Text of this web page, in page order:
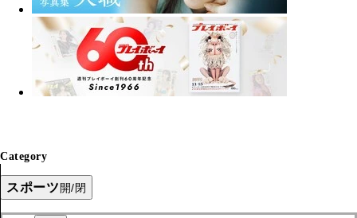
Category
スポーツ開/閉